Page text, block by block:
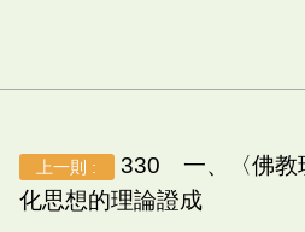
上一則 :
330 一、〈佛教
化思想的理論證成